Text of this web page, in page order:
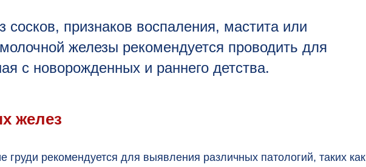
признаков воспаления, мастита или
железы рекомендуется проводить для
с новорожденных и раннего детства.
желез
груди рекомендуется для выявления различных патологий, таких как